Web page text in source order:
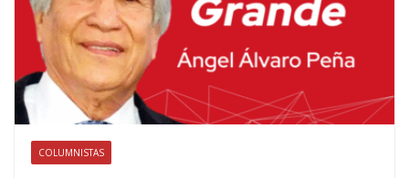
COLUMNISTAS